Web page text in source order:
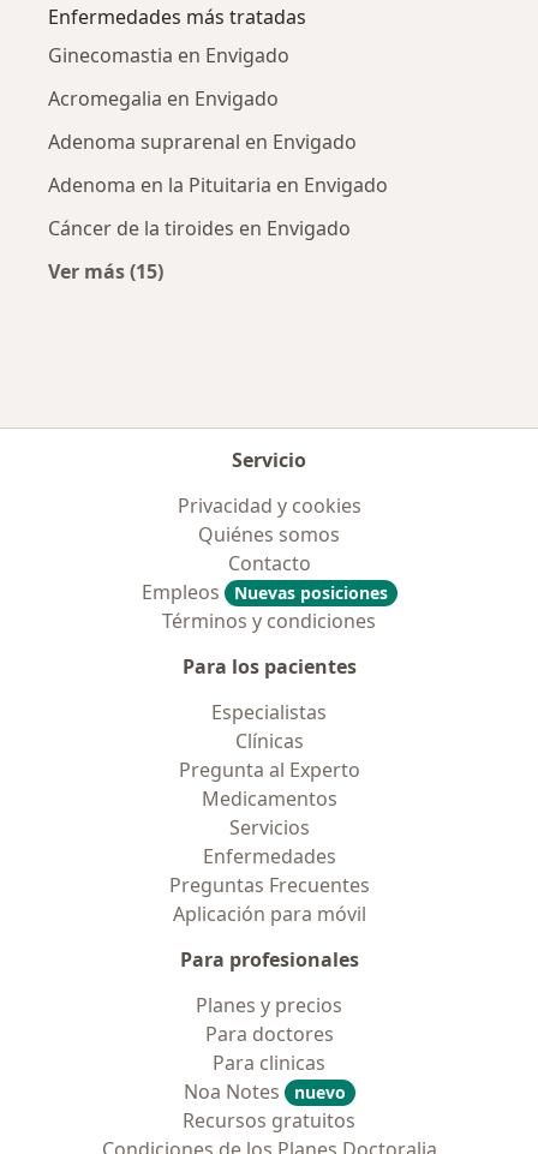
Enfermedades más tratadas
Ginecomastia en Envigado
Acromegalia en Envigado
Adenoma suprarenal en Envigado
Adenoma en la Pituitaria en Envigado
Cáncer de la tiroides en Envigado
Ver más (15)
Servicio
Privacidad y cookies
Quiénes somos
Contacto
Empleos
Nuevas posiciones
Términos y condiciones
Para los pacientes
Especialistas
Clínicas
Pregunta al Experto
Medicamentos
Servicios
Enfermedades
Preguntas Frecuentes
Aplicación para móvil
Para profesionales
Planes y precios
Para doctores
Para clinicas
Noa Notes
nuevo
Recursos gratuitos